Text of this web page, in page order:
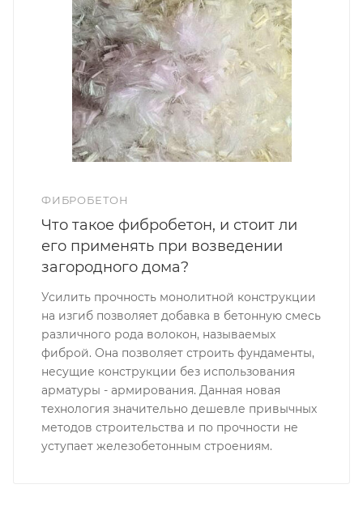
ФИБРОБЕТОН
Что такое фибробетон, и стоит ли
его применять при возведении
загородного дома?
Усилить прочность монолитной конструкции
на изгиб позволяет добавка в бетонную смесь
различного рода волокон, называемых
фиброй. Она позволяет строить фундаменты,
несущие конструкции без использования
арматуры - армирования. Данная новая
технология значительно дешевле привычных
методов строительства и по прочности не
уступает железобетонным строениям.